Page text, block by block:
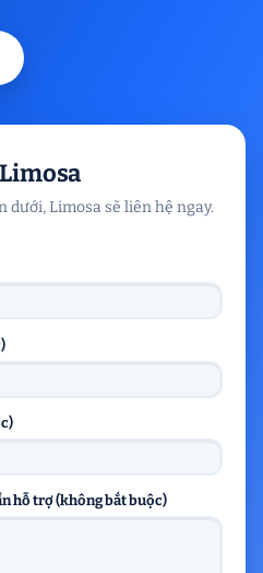
Limosa sẽ liên hệ ngay.
hỗ trợ (không bắt buộc)